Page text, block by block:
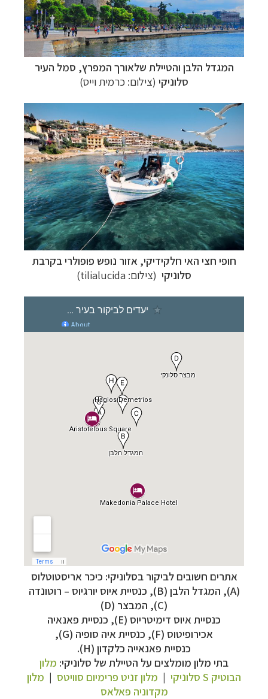
המגדל הלבן והטיילת שלאורך המפרץ, סמל העיר
סלוניקי (צילום: כרמית וייס)
חופי חצי האי חלקידיקי, אזור נופש פופולרי בקרבת
סלוניקי (צילום: tilialucida
)
אתרים חשובים לביקור בסלוניקי: כיכר אריסטוטלוס
(A), המגדל הלבן (B), כנסיית איוס יורגיוס – רוטונדה
(C), המבצר (D)
כנסיית איוס דימיטריוס (E), כנסיית פאנאיה
אכירופיטוס (F), כנסיית איה סופיה (G),
כנסיית פאנאייה כלקדון (H).
בתי מלון מומלצים על הטיילת של סלוניקי: מלון
הבוטיק S סלוניקי
| מלון זניט פרימיום סוויטס | מלון
מקדוניה פאלאס
תכנוןטיולים למדינות אירופהלחצו לרשימת היעדים »
טיולים לצפון אמריקה
קרוזים והפלגות נופשלחצו לרשימת היעדים »